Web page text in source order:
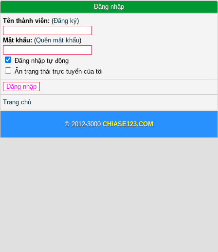
Đăng nhập
Tên thành viên: (Đăng ký)
Mật khẩu: (Quên mật khẩu)
Đăng nhập tự động
Ẩn trạng thái trực tuyến của tôi
Trang chủ
© 2012-3000 CHIASE123.COM